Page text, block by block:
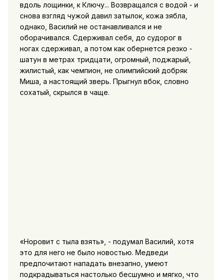
вдоль лощинки, к Ключу... Возвращался с водой - и
снова взгляд чужой давил затылок, кожа зябла,
однако, Василий не останавливался и не
оборачивался. Сдерживал себя, до судорог в
ногах сдерживал, а потом как обернется резко -
шатун в метрах тридцати, огромный, поджарый,
жилистый, как чемпион, не олимпийский добряк
Миша, а настоящий зверь. Прыгнул вбок, словно
сохатый, скрылся в чаще.
«Норовит с тыла взять», - подумал Василий, хотя
это для него не было новостью. Медведи
предпочитают нападать внезапно, умеют
подкрадываться настолько бесшумно и мягко, что